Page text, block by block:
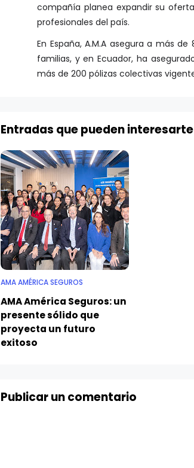
compañía planea expandir su
profesionales del país.
En España, A.M.A asegura a más
familias, y en Ecuador, ha
más de 200 pólizas colectivas
Entradas que pueden interesarte
AMA AMÉRICA SEGUROS
AMA América Seguros: un
presente sólido que
proyecta un futuro
exitoso
Publicar un comentario